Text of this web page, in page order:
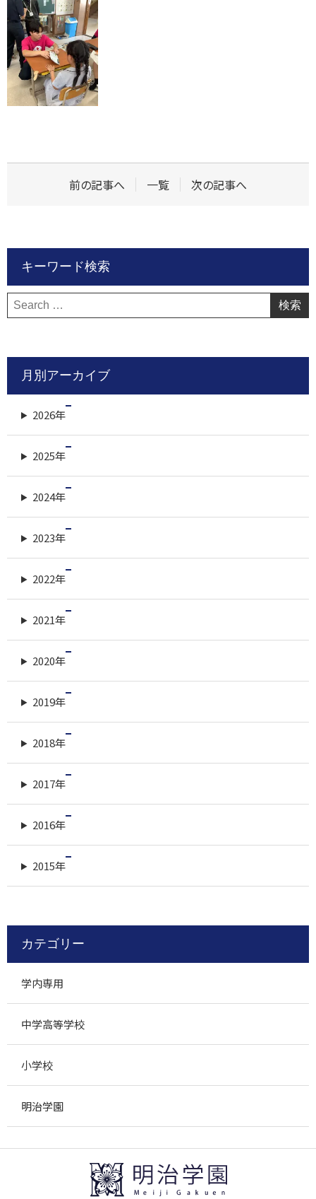
前の記事へ 一覧 次の記事へ
キーワード検索
検
索:
月別アーカイブ
2026年
2025年
2024年
2023年
2022年
2021年
2020年
2019年
2018年
2017年
2016年
2015年
カテゴリー
学内専用
中学高等学校
小学校
明治学園